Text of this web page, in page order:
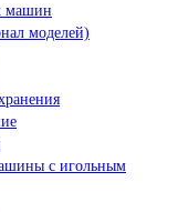
машин
моделей)
с игольным